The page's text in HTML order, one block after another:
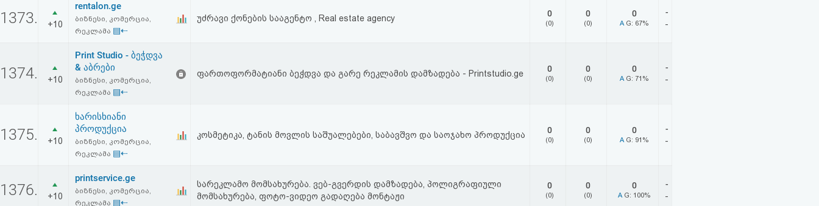
1373. +10
rentalon.ge
ბიზნესი, კომერცია,
რეკლამა ▤⇠
უძრავი ქონების სააგენტო , Real estate agency 0
(0)
0
(0)
0
A G: 67%
-
-
1374. +10
Print Studio - ბეჭდვა
& აბრები
ბიზნესი, კომერცია,
რეკლამა ▤⇠
ფართოფორმატიანი ბეჭდვა და გარე რეკლამის დამზადება - Printstudio.ge 0
(0)
0
(0)
0
A G: 71%
-
-
1375. +10
ხარისხიანი
პროდუქცია
ბიზნესი, კომერცია,
რეკლამა ▤⇠
კოსმეტიკა, ტანის მოვლის საშუალებები, საბავშვო და საოჯახო პროდუქცია 0
(0)
0
(0)
0
A G: 91%
-
-
1376. +10
printservice.ge
ბიზნესი, კომერცია,
რეკლამა ▤⇠
სარეკლამო მომსახურება. ვებ-გვერდის დამზადება, პოლიგრაფიული
მომსახურება, ფოტო-ვიდეო გადაღება მონტაჟი
0
(0)
0
(0)
0
A G: 100%
-
-